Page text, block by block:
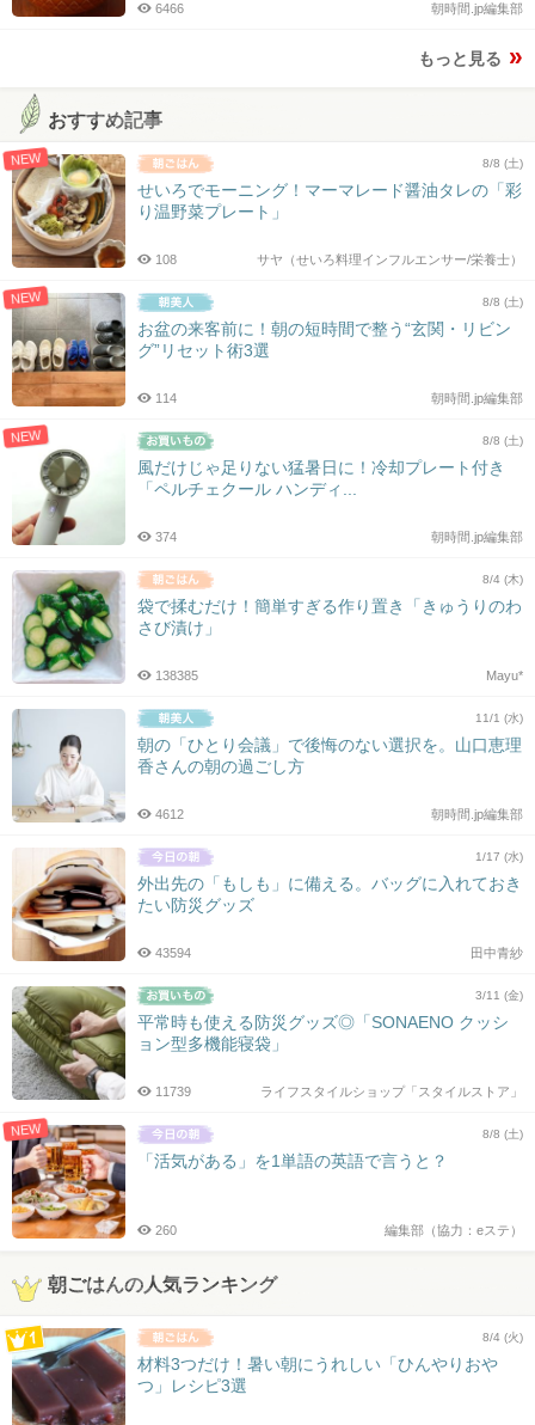
朝時間.jp編集部
6466
もっと見る
おすすめ記事
NEW 8/8 (土)
せいろでモーニング！マーマレード醤油タレの「彩
り温野菜プレート」
サヤ（せいろ料理インフルエンサー/栄養士）
108
NEW 8/8 (土)
お盆の来客前に！朝の短時間で整う“玄関・リビン
グ”リセット術3選
朝時間.jp編集部
114
NEW 8/8 (土)
風だけじゃ足りない猛暑日に！冷却プレート付き
「ペルチェクール ハンディ...
朝時間.jp編集部
374
8/4 (木)
袋で揉むだけ！簡単すぎる作り置き「きゅうりのわ
さび漬け」
Mayu*
138385
11/1 (水)
朝の「ひとり会議」で後悔のない選択を。山口恵理
香さんの朝の過ごし方
朝時間.jp編集部
4612
1/17 (水)
外出先の「もしも」に備える。バッグに入れておき
たい防災グッズ
田中青紗
43594
3/11 (金)
平常時も使える防災グッズ◎「SONAENO クッシ
ョン型多機能寝袋」
ライフスタイルショップ「スタイルストア」
11739
NEW 8/8 (土)
「活気がある」を1単語の英語で言うと？
編集部（協力：eステ）
260
朝ごはんの人気ランキング
8/4 (火)
材料3つだけ！暑い朝にうれしい「ひんやりおや
つ」レシピ3選